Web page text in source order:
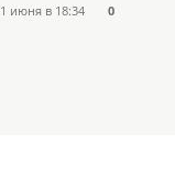
1 июня в 18:34 0